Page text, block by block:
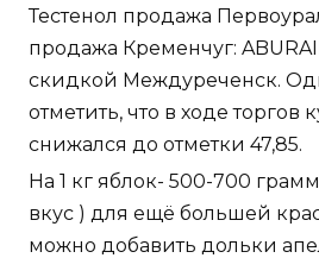
Тестенол продажа
продажа Кременчуг:
скидкой Междуреченск.
отметить, что в ходе торгов
снижался до отметки 47,85.
На 1 кг яблок- 500-700
вкус ) для ещё большей
можно добавить дольки